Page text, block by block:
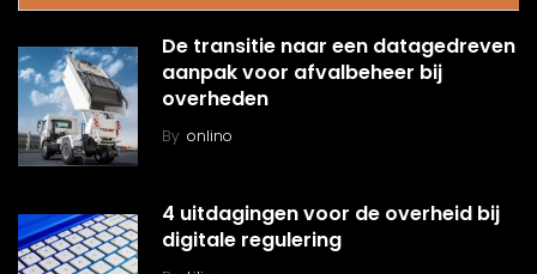
De transitie naar een datagedreven
aanpak voor afvalbeheer bij
overheden
By onlino
4 uitdagingen voor de overheid bij
digitale regulering